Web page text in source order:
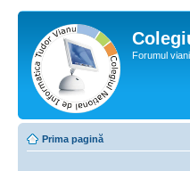
Forumul
Prima pagină